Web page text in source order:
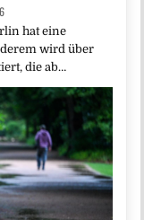
hat eine
wird über
die ab…